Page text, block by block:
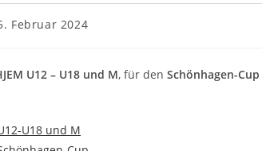
Februar 2024
U12 – U18 und M, für den Schönhagen-Cup
U18 und M